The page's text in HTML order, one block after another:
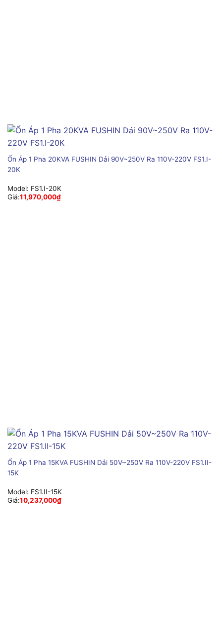
Ổn Áp 1 Pha 20KVA FUSHIN Dải 90V~250V Ra 110V-220V FS1.I-
20K
Model: FS1.I-20K
Giá:11,970,000₫
Ổn Áp 1 Pha 15KVA FUSHIN Dải 50V~250V Ra 110V-220V FS1.II-
15K
Model: FS1.II-15K
Giá:10,237,000₫